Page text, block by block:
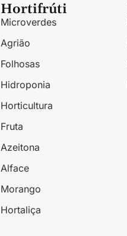
Hortifrúti
Microverdes
Agrião
Folhosas
Hidroponia
Horticultura
Fruta
Azeitona
Alface
Morango
Hortaliça